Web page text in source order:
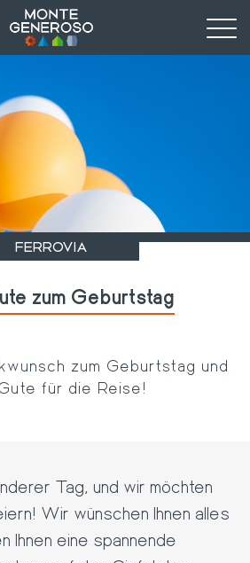
FERROVIA
zum Geburtstag
zum Geburtstag und
für die Reise!
Tag, und wir möchten
Wir wünschen Ihnen alles
Ihnen eine spannende